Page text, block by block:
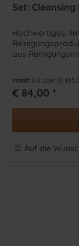
Set: Cleansing
Hochwertiges,
aus
Inhalt 0.8 Liter (€
€ 84,00 *
Auf die